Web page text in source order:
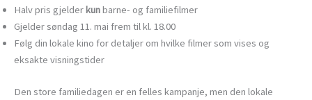
Halv pris gjelderkunbarne- og familiefilmer
Gjelder søndag 11. mai frem til kl. 18.00
Følg din lokale kino for detaljer om hvilke filmer som vises og
eksakte visningstider
Den store familiedagen er en felles kampanje, men den lokale